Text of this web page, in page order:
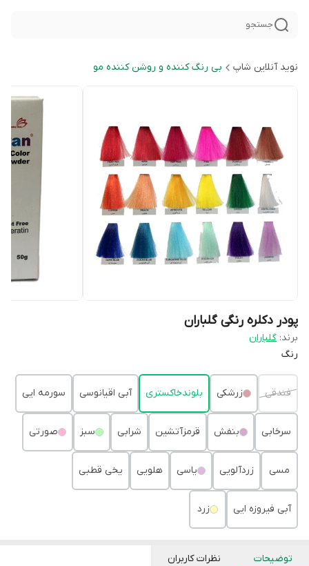
جستجو
نوید آنلاین شاپ بی رنگ کننده و روشن کننده مو
پودر دکلره رنگی گلباران
برند: گلباران
رنگ
فندقی زرشکی بلوندخاکستری آبی اقیانوسی سورمه ایی
سرخابی بنفش قرمزآتشین شرابی سبز صورتی
مسی زردآلویی یاسی هلویی یخی قطبی
آبی فیروزه ایی زرد
توضیحات نظرات کاربران